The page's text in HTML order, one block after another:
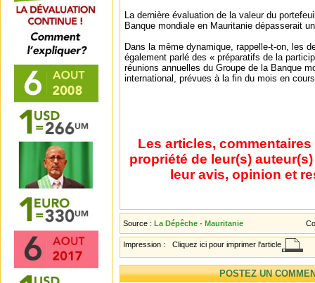
La dernière évaluation de la valeur du
Banque mondiale en Mauritanie dépasserait
Dans la même dynamique, rappelle-t-on, les
également parlé des « préparatifs de la
réunions annuelles du Groupe de la Banque
international, prévues à la fin du mois en
Les articles,
propriété de leur(s)
leur avis, opinion et
Source : La Dépêche - Mauritanie
Impression : Cliquez ici pour imprimer l'article
POSTEZ UN